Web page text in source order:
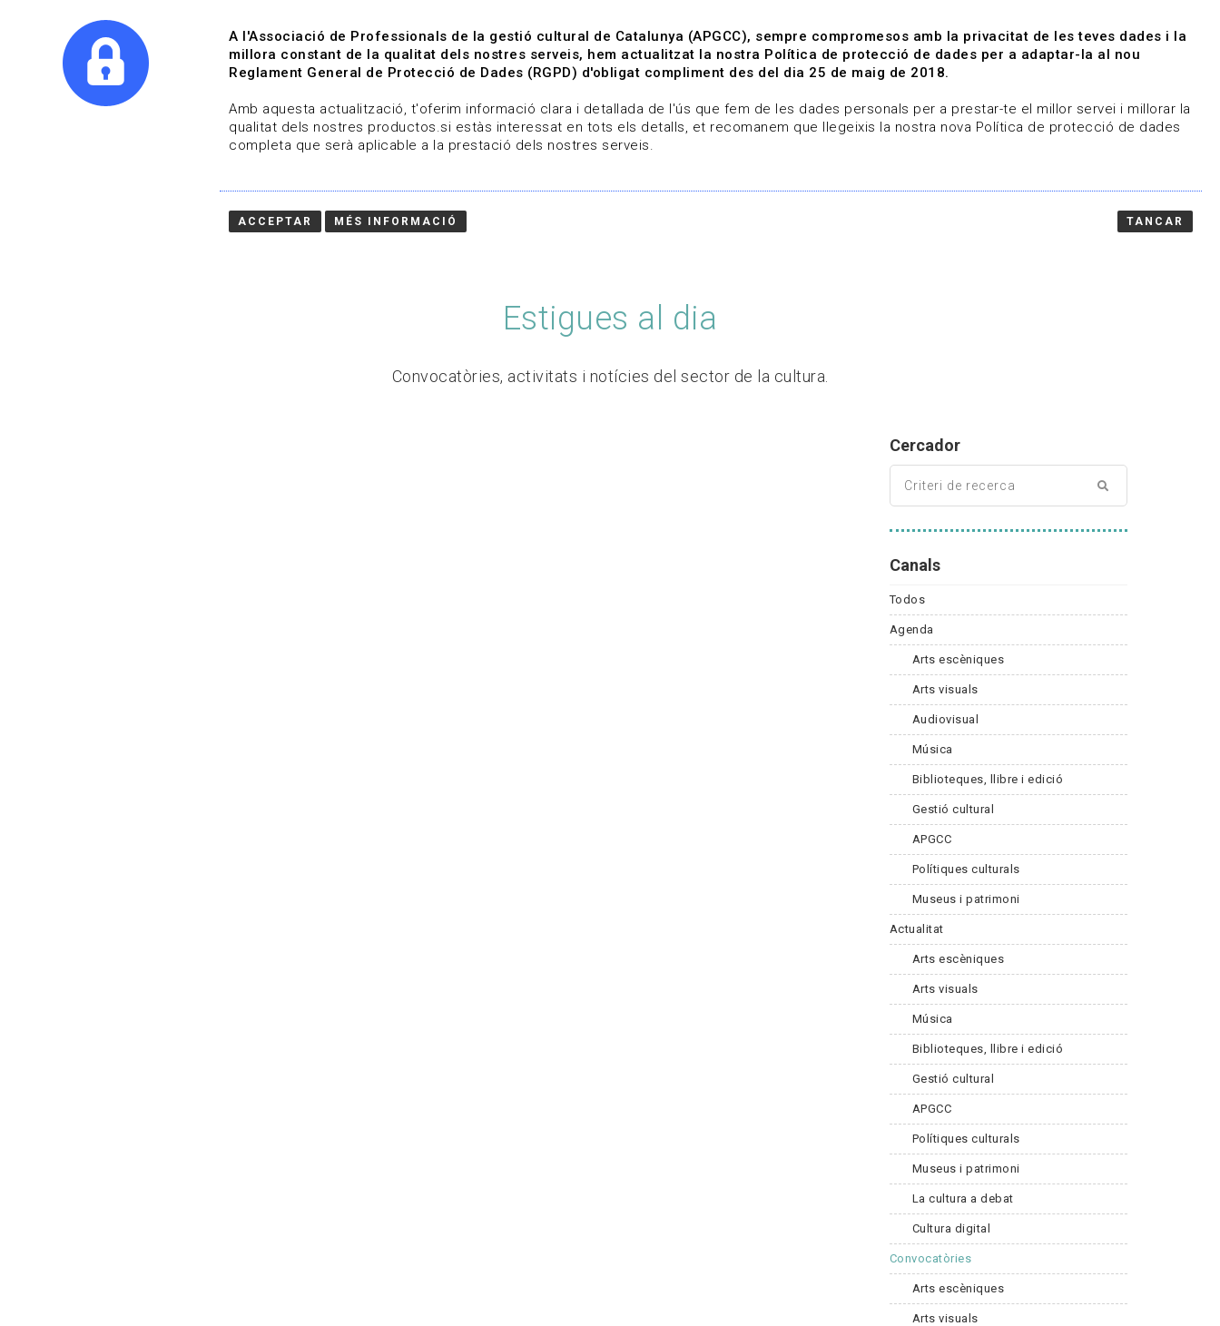
Qui som Línies de treball Projectes Serveis A qui representem Contacte
Estigues al dia
Convocatòries, activitats i notícies del sector de la cultura.
Cercador
Canals
Todos
Agenda
Arts escèniques
Arts visuals
Audiovisual
Música
Biblioteques, llibre i edició
Gestió cultural
APGCC
Polítiques culturals
Museus i patrimoni
Actualitat
Arts escèniques
Arts visuals
Música
Biblioteques, llibre i edició
Gestió cultural
APGCC
Polítiques culturals
Museus i patrimoni
La cultura a debat
Cultura digital
Convocatòries
Arts escèniques
Arts visuals
A l'Associació de Professionals de la gestió cultural de Catalunya (APGCC), sempre compromesos amb la privacitat de les teves dades i la
millora constant de la qualitat dels nostres serveis, hem actualitzat la nostra Política de protecció de dades per a adaptar-la al nou
Reglament General de Protecció de Dades (RGPD) d'obligat compliment des del dia 25 de maig de 2018.
Amb aquesta actualització, t'oferim informació clara i detallada de l'ús que fem de les dades personals per a prestar-te el millor servei i millorar la
qualitat dels nostres productos.si estàs interessat en tots els detalls, et recomanem que llegeixis la nostra nova Política de protecció de dades
completa que serà aplicable a la prestació dels nostres serveis.
ACCEPTAR MÉS INFORMACIÓ TANCAR